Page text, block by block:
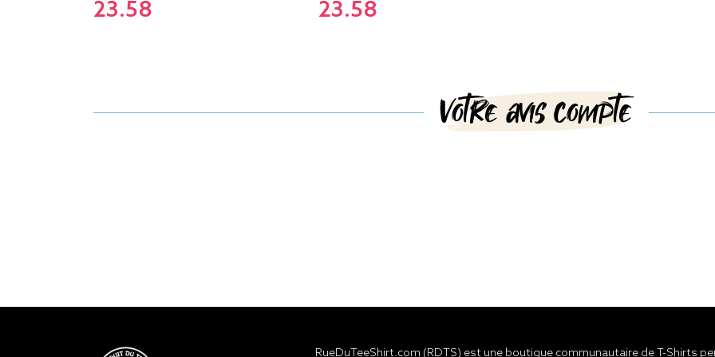
23.58 23.58
Votre avis compte
RueDuTeeShirt.com (RDTS) est une boutique communautaire de T-Shirts